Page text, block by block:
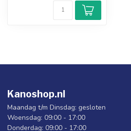
Kanoshop.nl
Maandag t/m Dinsdag: gesloten
Woensdag: 09:00 - 17:00
Donderdag: 09:00 - 17:00